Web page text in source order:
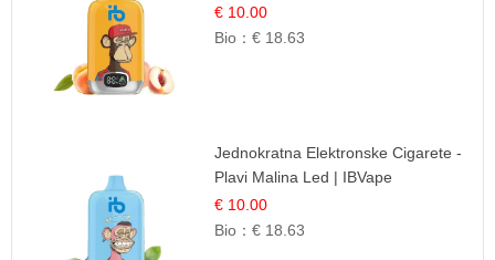
Osježavajuća Voćna Mješavina
€ 10.00
Bio：€ 18.63
Jednokratna Elektronske Cigarete -
Plavi Malina Led | IBVape
€ 10.00
Bio：€ 18.63